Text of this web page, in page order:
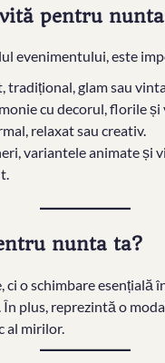
pentru
evenimentului, este
tradițional, glam sau
cu decorul, florile
relaxat sau creativ.
variantele animate și
nunta ta?
o schimbare esențială
plus, reprezintă o
al mirilor.